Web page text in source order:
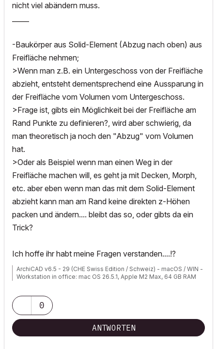
nicht viel abändern muss.
-Baukörper aus Solid-Element (Abzug nach oben) aus
Freifläche nehmen;
>Wenn man z.B. ein Untergeschoss von der Freifläche
abzieht, entsteht dementsprechend eine Aussparung in
der Freifläche vom Volumen vom Untergeschoss.
>Frage ist, gibts ein Möglichkeit bei der Freifläche am
Rand Punkte zu definieren?, wird aber schwierig, da
man theoretisch ja noch den "Abzug" vom Volumen
hat.
>Oder als Beispiel wenn man einen Weg in der
Freifläche machen will, es geht ja mit Decken, Morph,
etc. aber eben wenn man das mit dem Solid-Element
abzieht kann man am Rand keine direkten z-Höhen
packen und ändern.... bleibt das so, oder gibts da ein
Trick?
Ich hoffe ihr habt meine Fragen verstanden....!?
ArchiCAD v6.5 - 29 (CHE Swiss Edition / Schweiz) - macOS / WIN -
Workstation in office: mac OS 26.5.1, Apple M2 Max, 64 GB RAM
0
ANTWORTEN